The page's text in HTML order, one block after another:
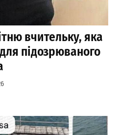
вчительку, яка
підозрюваного